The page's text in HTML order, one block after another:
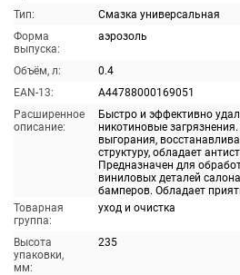
Тип:
Смазка универсальная
Форма
выпуска:
аэрозоль
Объём, л:
0.4
EAN-13:
A44788000169051
Расширенное
описание:
Быстро и эффективно
никотиновые
выгорания,
структуру, обладает
Предназначен для
виниловых деталей
бамперов. Обладает
Товарная
группа:
уход и очистка
Высота
упаковки,
мм:
235